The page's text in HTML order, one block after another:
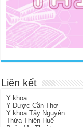
Liên kết
Y khoa
Y Dược Cần Thơ
Y khoa Tây Nguyên
Thừa Thiên Huế